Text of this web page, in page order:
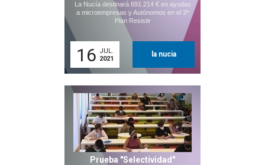
La Nucía destinará 691.214 € en ayudas
a microempresas y Autónomos en el 2º
Plan Resistir
16 JUL.
2021
la nucia
Prueba "Selectividad"